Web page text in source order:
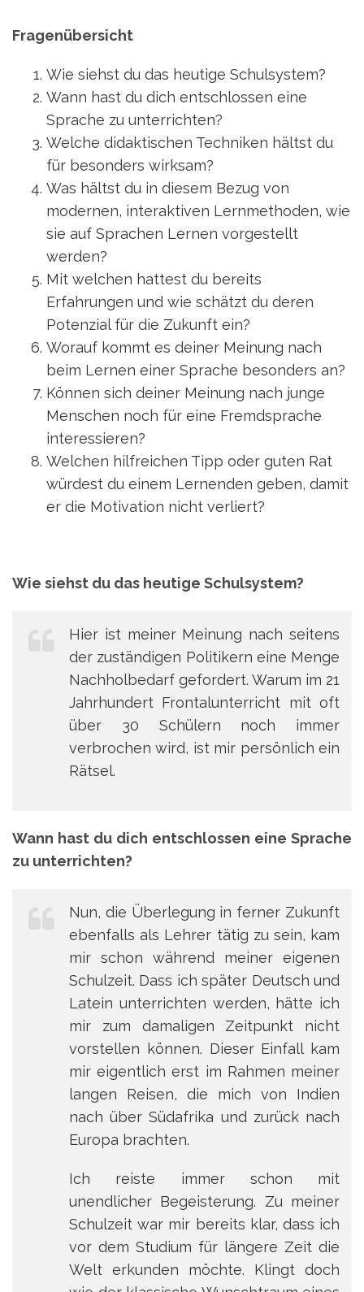
Fragenübersicht
Wie siehst du das heutige Schulsystem?
Wann hast du dich entschlossen eine
Sprache zu unterrichten?
Welche didaktischen Techniken hältst du
für besonders wirksam?
Was hältst du in diesem Bezug von
modernen, interaktiven Lernmethoden, wie
sie auf Sprachen Lernen vorgestellt
werden?
Mit welchen hattest du bereits
Erfahrungen und wie schätzt du deren
Potenzial für die Zukunft ein?
Worauf kommt es deiner Meinung nach
beim Lernen einer Sprache besonders an?
Können sich deiner Meinung nach junge
Menschen noch für eine Fremdsprache
interessieren?
Welchen hilfreichen Tipp oder guten Rat
würdest du einem Lernenden geben, damit
er die Motivation nicht verliert?
Wie siehst du das heutige Schulsystem?
Hier ist meiner Meinung nach seitens
der zuständigen Politikern eine Menge
Nachholbedarf gefordert. Warum im 21
Jahrhundert Frontalunterricht mit oft
über 30 Schülern noch immer
verbrochen wird, ist mir persönlich ein
Rätsel.
Wann hast du dich entschlossen eine Sprache
zu unterrichten?
Nun, die Überlegung in ferner Zukunft
ebenfalls als Lehrer tätig zu sein, kam
mir schon während meiner eigenen
Schulzeit. Dass ich später Deutsch und
Latein unterrichten werden, hätte ich
mir zum damaligen Zeitpunkt nicht
vorstellen können. Dieser Einfall kam
mir eigentlich erst im Rahmen meiner
langen Reisen, die mich von Indien
nach über Südafrika und zurück nach
Europa brachten.
Ich reiste immer schon mit
unendlicher Begeisterung. Zu meiner
Schulzeit war mir bereits klar, dass ich
vor dem Studium für längere Zeit die
Welt erkunden möchte. Klingt doch